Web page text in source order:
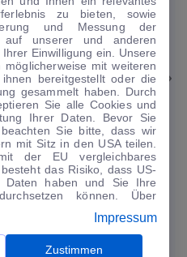
NAVI PDC ACC
Kaufen
Guter Preis 4
zu bieten, sowie
und Messung der
auf unserer und anderen
Einwilligung ein. Unsere
mit weiteren
bereitgestellt oder die
gesammelt haben. Durch
Sie alle Cookies und
Ihrer Daten. Bevor Sie
Sie bitte, dass wir
mit Sitz in den USA teilen.
der EU vergleichbares
das Risiko, dass US-
haben und Sie Ihre
können. Über
jederzeit im Bereich
Informationen finden
.
Impressum
Zustimmen